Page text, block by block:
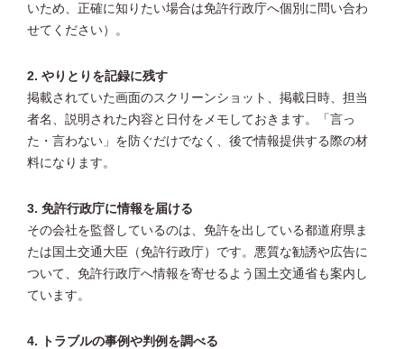
いため、正確に知りたい場合は免許行政庁へ個別に問い合わ
せてください）。
2. やりとりを記録に残す
掲載されていた画面のスクリーンショット、掲載日時、担当
者名、説明された内容と日付をメモしておきます。「言っ
た・言わない」を防ぐだけでなく、後で情報提供する際の材
料になります。
3. 免許行政庁に情報を届ける
その会社を監督しているのは、免許を出している都道府県ま
たは国土交通大臣（免許行政庁）です。悪質な勧誘や広告に
ついて、免許行政庁へ情報を寄せるよう国土交通省も案内し
ています。
4. トラブルの事例や判例を調べる